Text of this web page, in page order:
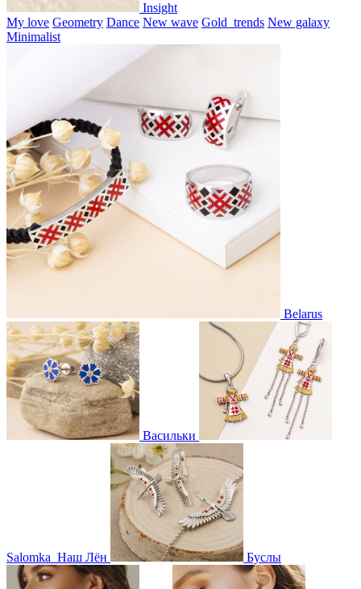
Insight
My love Geometry Dance New wave Gold_trends New galaxy
Minimalist
Belarus
Васильки
Salomka Наш Лён Буслы